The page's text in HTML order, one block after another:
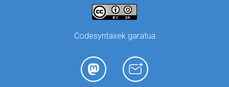
Codesyntaxek garatua